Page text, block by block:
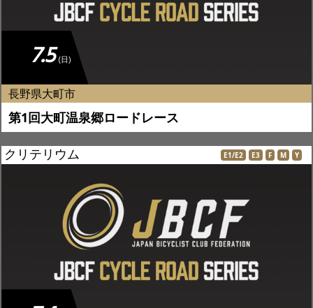
7.5 (日)
長野県大町市
第1回大町温泉郷ロードレース
クリテリウム E1/E2 E3 F M Y